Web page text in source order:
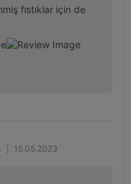
fıstıklar için de
15.05.2023